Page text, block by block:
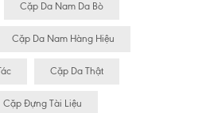
Cặp Da Nam Da Bò
Cặp Da Nam Hàng Hiệu
Cặp Da Thật
Cặp Đựng Tài Liệu